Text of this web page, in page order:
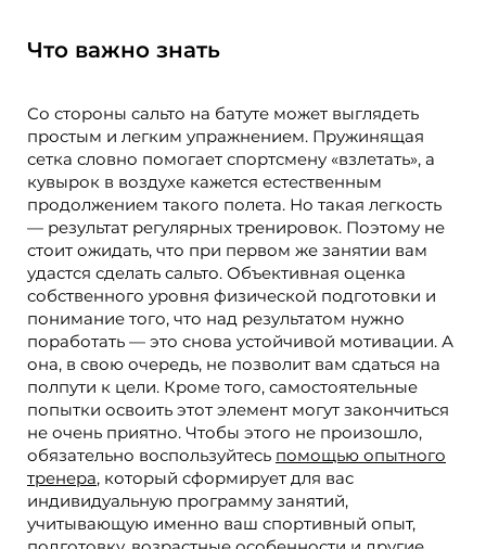
Что важно знать
Со стороны сальто на батуте может выглядеть
простым и легким упражнением. Пружинящая
сетка словно помогает спортсмену «взлетать», а
кувырок в воздухе кажется естественным
продолжением такого полета. Но такая легкость
— результат регулярных тренировок. Поэтому не
стоит ожидать, что при первом же занятии вам
удастся сделать сальто. Объективная оценка
собственного уровня физической подготовки и
понимание того, что над результатом нужно
поработать — это снова устойчивой мотивации. А
она, в свою очередь, не позволит вам сдаться на
полпути к цели. Кроме того, самостоятельные
попытки освоить этот элемент могут закончиться
не очень приятно. Чтобы этого не произошло,
обязательно воспользуйтесь помощью опытного
тренера, который сформирует для вас
индивидуальную программу занятий,
учитывающую именно ваш спортивный опыт,